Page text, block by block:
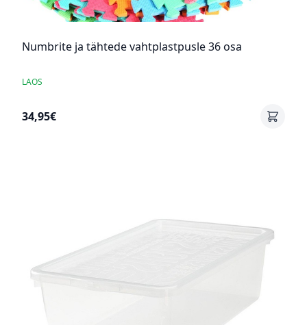
Numbrite ja tähtede vahtplastpusle 36 osa
LAOS
34,95€